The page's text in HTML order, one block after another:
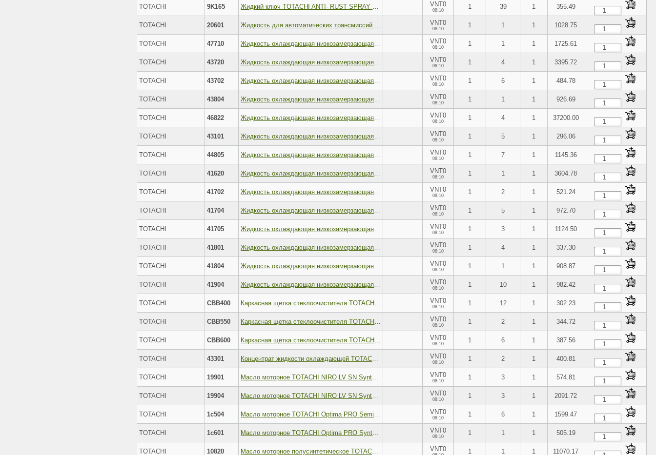
TOTACHI 9K165 Жидкий ключ TOTACHI ANTI- RUST SPRAY 650мл VNT0
08:10 1 39 1 355.49
TOTACHI 20601 Жидкость для автоматических трансмиссий TOTACHI ATF Multi-Vehicle 1л VNT0
08:10 1 1 1 1028.75
TOTACHI 47710 Жидкость охлаждающая низкозамерзающая TOTACHI Extended LIfe Coolant Red - 40C 10л VNT0
08:10 1 1 1 1725.61
TOTACHI 43720 Жидкость охлаждающая низкозамерзающая TOTACHI Extended Life Coolant Yellow -40C 20л VNT0
08:10 1 4 1 3395.72
TOTACHI 43702 Жидкость охлаждающая низкозамерзающая TOTACHI Extended Life Coolant Yellow -40C 2л VNT0
08:10 1 6 1 484.78
TOTACHI 43804 Жидкость охлаждающая низкозамерзающая TOTACHI Extended Life Coolant Yellow -50C 4л VNT0
08:10 1 1 1 926.69
TOTACHI 46822 Жидкость охлаждающая низкозамерзающая TOTACHI Mix-Type Coolant Pink -40C G12evo 200кг VNT0
08:10 1 4 1 37200.00
TOTACHI 43101 Жидкость охлаждающая низкозамерзающая TOTACHI NIRO Coolant Red -40C G12 1кг VNT0
08:10 1 5 1 296.06
TOTACHI 44805 Жидкость охлаждающая низкозамерзающая TOTACHI NIRO Coolant Red -50C G12 5кг VNT0
08:10 1 7 1 1145.36
TOTACHI 41620 Жидкость охлаждающая низкозамерзающая TOTACHI Super Long Life Coolant Green -40C 20л VNT0
08:10 1 1 1 3604.78
TOTACHI 41702 Жидкость охлаждающая низкозамерзающая TOTACHI Super Long Life Coolant Green -50C 2л VNT0
08:10 1 2 1 521.24
TOTACHI 41704 Жидкость охлаждающая низкозамерзающая TOTACHI Super Long Life Coolant Green -50C 4л VNT0
08:10 1 5 1 972.70
TOTACHI 41705 Жидкость охлаждающая низкозамерзающая TOTACHI Super Long Life Coolant Green -50C 5л VNT0
08:10 1 3 1 1124.50
TOTACHI 41801 Жидкость охлаждающая низкозамерзающая TOTACHI Super Long Life Coolant Red -40C 1л VNT0
08:10 1 4 1 337.30
TOTACHI 41804 Жидкость охлаждающая низкозамерзающая TOTACHI Super Long Life Coolant Red -40C 4л VNT0
08:10 1 1 1 908.87
TOTACHI 41904 Жидкость охлаждающая низкозамерзающая TOTACHI Super Long Life Coolant Red -50C 4л VNT0
08:10 1 10 1 982.42
TOTACHI CBB400 Каркасная щетка стеклоочистителя TOTACHI CLASSIC CBB-400 BASIC WIPER BLADE 400мм 16 U-HOOK VNT0
08:10 1 12 1 302.23
TOTACHI CBB550 Каркасная щетка стеклоочистителя TOTACHI CLASSIC CBB-550 BASIC WIPER BLADE 550мм 22 U-HOOK VNT0
08:10 1 2 1 344.72
TOTACHI CBB600 Каркасная щетка стеклоочистителя TOTACHI CLASSIC CBB-600 BASIC WIPER BLADE 600мм 24 U-HOOK VNT0
08:10 1 6 1 387.56
TOTACHI 43301 Концентрат жидкости охлаждающей TOTACHI Super Long Life Antifreeze Red 1л VNT0
08:10 1 2 1 400.81
TOTACHI 19901 Масло моторное TOTACHI NIRO LV SN Synthetic 5W-30 синтетическое 1 л 19901 VNT0
08:10 1 3 1 574.81
TOTACHI 19904 Масло моторное TOTACHI NIRO LV SN Synthetic 5W-30 синтетическое 4 л 19904 VNT0
08:10 1 3 1 2091.72
TOTACHI 1c504 Масло моторное TOTACHI Optima PRO Semi-Synthetic 5W30 полусинтетическое 4 л 1C504 VNT0
08:10 1 6 1 1599.47
TOTACHI 1c601 Масло моторное TOTACHI Optima PRO Synthetic 5W-40 синтетическое 1 л 1C601 VNT0
08:10 1 1 1 505.19
TOTACHI 10820 Масло моторное полусинтетическое TOTACHI Eco Gasoline SAE 5W- 30 API SN CF 20л VNT0 1 1 1 11070.17